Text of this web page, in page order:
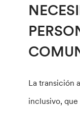
La transición
inclusivo, que